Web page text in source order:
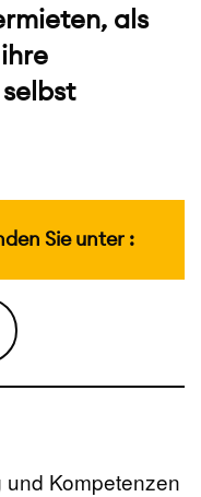
als
Sie unter :
Kompetenzen